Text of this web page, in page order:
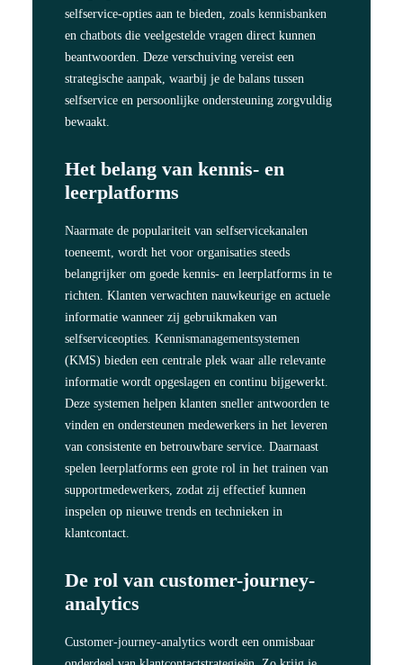
selfservice-opties aan te bieden, zoals kennisbanken
en chatbots die veelgestelde vragen direct kunnen
beantwoorden. Deze verschuiving vereist een
strategische aanpak, waarbij je de balans tussen
selfservice en persoonlijke ondersteuning zorgvuldig
bewaakt.
Het belang van kennis- en
leerplatforms
Naarmate de populariteit van selfservicekanalen
toeneemt, wordt het voor organisaties steeds
belangrijker om goede kennis- en leerplatforms in te
richten. Klanten verwachten nauwkeurige en actuele
informatie wanneer zij gebruikmaken van
selfserviceopties. Kennismanagementsystemen
(KMS) bieden een centrale plek waar alle relevante
informatie wordt opgeslagen en continu bijgewerkt.
Deze systemen helpen klanten sneller antwoorden te
vinden en ondersteunen medewerkers in het leveren
van consistente en betrouwbare service. Daarnaast
spelen leerplatforms een grote rol in het trainen van
supportmedewerkers, zodat zij effectief kunnen
inspelen op nieuwe trends en technieken in
klantcontact.
De rol van customer-journey-
analytics
Customer-journey-analytics wordt een onmisbaar